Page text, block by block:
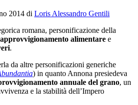
2014 di Loris Alessandro Gentili
romana, personificazione della
approvvigionamento alimentare e
.
da altre personificazioni generiche
) in quanto Annona presiedeva
annuale del grano, un
e la stabilità dell’Impero